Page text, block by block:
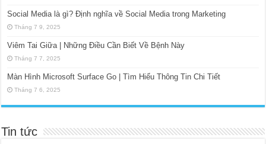
Social Media là gì? Định nghĩa về Social Media trong Marketing
Tháng 7 9, 2025
Viêm Tai Giữa | Những Điều Cần Biết Về Bệnh Này
Tháng 7 7, 2025
Màn Hình Microsoft Surface Go | Tìm Hiểu Thông Tin Chi Tiết
Tháng 7 6, 2025
Tin tức